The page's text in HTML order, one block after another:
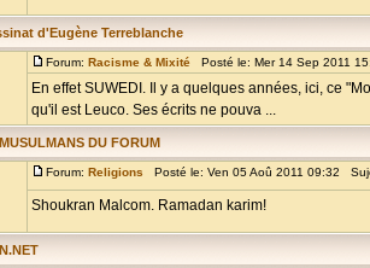
d'Eugène Terreblanche
Forum: Racisme & Mixité Posté le: Mer 14 Sep 2011
En effet SUWEDI. Il y a quelques années, ici, ce
qu'il est Leuco. Ses écrits ne pouva ...
DU FORUM
Forum: Religions Posté le: Ven 05 Aoû 2011 09:32
Shoukran Malcom. Ramadan karim!